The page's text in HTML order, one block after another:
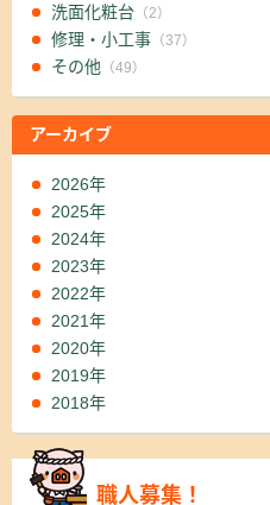
洗面化粧台（2）
修理・小工事（37）
その他 （49）
アーカイブ
2026年
2025年
2024年
2023年
2022年
2021年
2020年
2019年
2018年
職人募集！